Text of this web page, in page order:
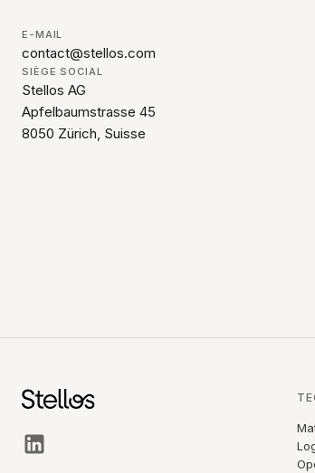
E-MAIL
contact@stellos.com
SIÈGE SOCIAL
Stellos AG
Apfelbaumstrasse 45
8050 Zürich, Suisse